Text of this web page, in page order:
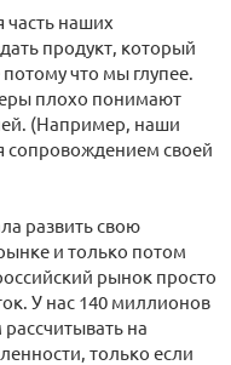
часть наших
продукт, который
что мы глупее.
плохо понимают
(Например, наши
сопровождением своей
развить свою
и только потом
рынок просто
У нас 140 миллионов
на
только если